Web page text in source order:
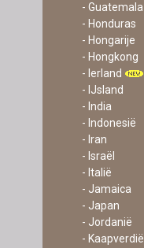
- Guatemala
- Honduras
- Hongarije
- Hongkong
- Ierland
- IJsland
- India
- Indonesië
- Iran
- Israël
- Italië
- Jamaica
- Japan
- Jordanië
- Kaapverdië